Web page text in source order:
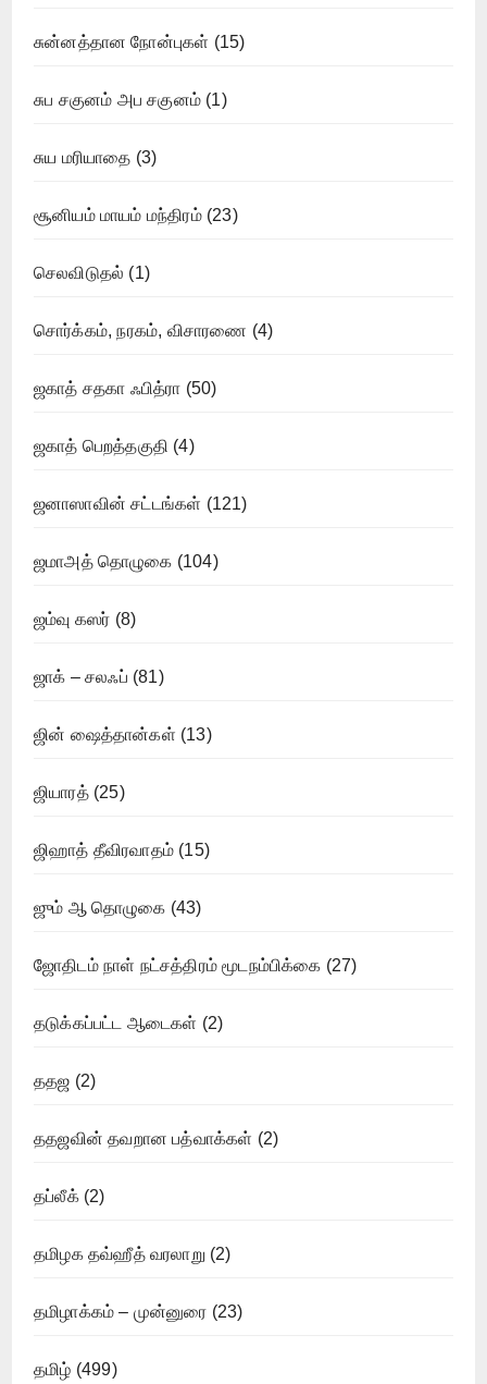
சுன்னத்தான நோன்புகள் (15)
சுப சகுனம் அப சகுனம் (1)
சுய மரியாதை (3)
சூனியம் மாயம் மந்திரம்(23)
செலவிடுதல் (1)
சொர்க்கம், நரகம், விசாரணை (4)
ஜகாத் சதகா ஃபித்ரா (50)
ஜகாத் பெறத்தகுதி (4)
ஜனாஸாவின் சட்டங்கள் (121)
ஜமாஅத் தொழுகை (104)
ஜம்வு கஸர் (8)
ஜாக் – சலஃப் (81)
ஜின் ஷைத்தான்கள் (13)
ஜியாரத்(25)
ஜிஹாத் தீவிரவாதம் (15)
ஜும் ஆ தொழுகை (43)
ஜோதிடம் நாள் நட்சத்திரம் மூடநம்பிக்கை (27)
தடுக்கப்பட்ட ஆடைகள் (2)
ததஜ (2)
ததஜவின் தவறான பத்வாக்கள் (2)
தப்லீக்(2)
தமிழக தவ்ஹீத் வரலாறு (2)
தமிழாக்கம் – முன்னுரை (23)
தமிழ் (499)